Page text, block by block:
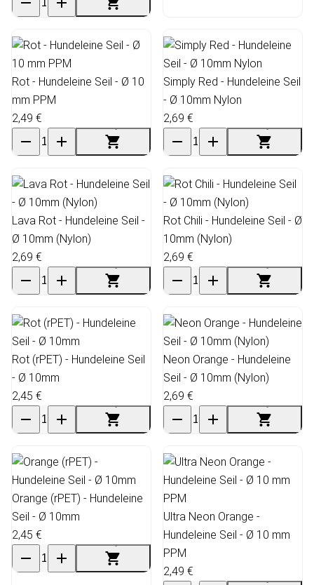
Rot - Hundeleine Seil - Ø 10
mm PPM
2,49 €
Simply Red - Hundeleine Seil
- Ø 10mm Nylon
2,69 €
Lava Rot - Hundeleine Seil -
Ø 10mm (Nylon)
2,69 €
Rot Chili - Hundeleine Seil - Ø
10mm (Nylon)
2,69 €
Rot (rPET) - Hundeleine Seil
- Ø 10mm
2,45 €
Neon Orange - Hundeleine
Seil - Ø 10mm (Nylon)
2,69 €
Orange (rPET) - Hundeleine
Seil - Ø 10mm
2,45 €
Ultra Neon Orange -
Hundeleine Seil - Ø 10 mm
PPM
2,49 €